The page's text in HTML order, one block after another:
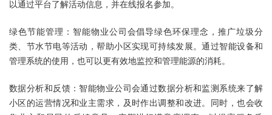
以通过平台了解活动信息，并在线报名参加。
绿色节能管理：智能物业公司会倡导绿色环保理念，推广垃圾分
类、节水节电等活动，帮助小区实现可持续发展。通过智能设备和
管理系统的使用，也可以更有效地监控和管理能源的消耗。
数据分析和反馈：智能物业公司会通过数据分析和监测系统来了解
小区的运营情况和业主需求，及时作出调整和改进。同时，也会收